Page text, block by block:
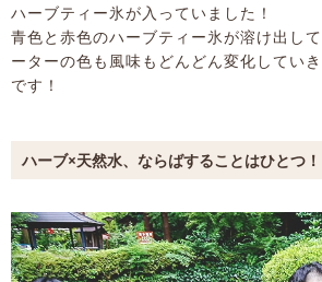
ハーブティー氷が入っていました！
青色と赤色のハーブティー氷が溶け出し
ーターの色も風味もどんどん変化してい
です！
ハーブ×天然水、ならばすることはひとつ！